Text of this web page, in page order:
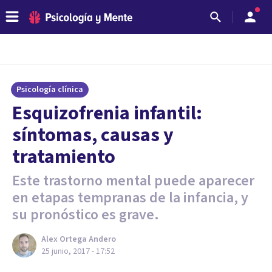
Psicología clínica
Esquizofrenia infantil:
síntomas, causas y
tratamiento
Este trastorno mental puede aparecer
en etapas tempranas de la infancia, y
su pronóstico es grave.
Alex Ortega Andero
25 junio, 2017 - 17:52